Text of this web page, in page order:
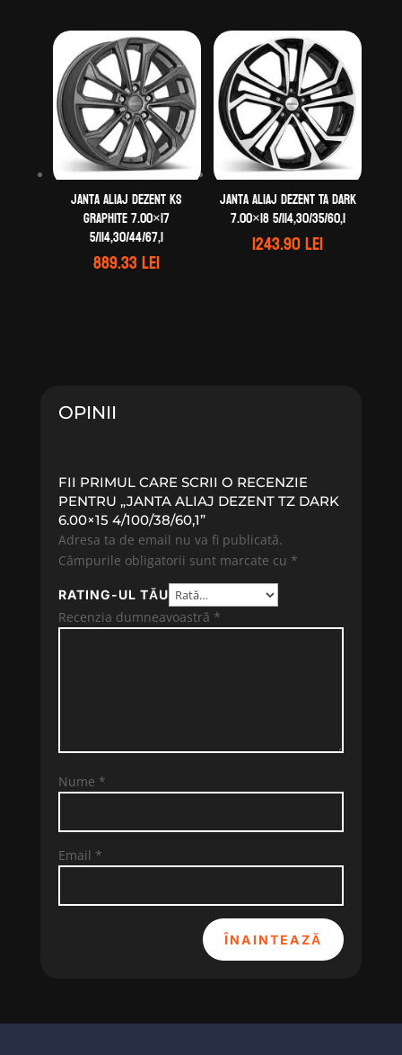
Janta aliaj DEZENT KS
graphite 7.00×17
5/114,30/44/67,1
889.33lei
Janta aliaj DEZENT TA dark
7.00×18 5/114,30/35/60,1
1243.90lei
OPINII
FII PRIMUL CARE SCRII O RECENZIE
PENTRU „JANTA ALIAJ DEZENT TZ DARK
6.00×15 4/100/38/60,1”
Adresa ta de email nu va fi publicată.
Câmpurile obligatorii sunt marcate cu *
RATING-UL TĂU
Recenzia dumneavoastră *
Nume *
Email *
ÎNAINTEAZĂ